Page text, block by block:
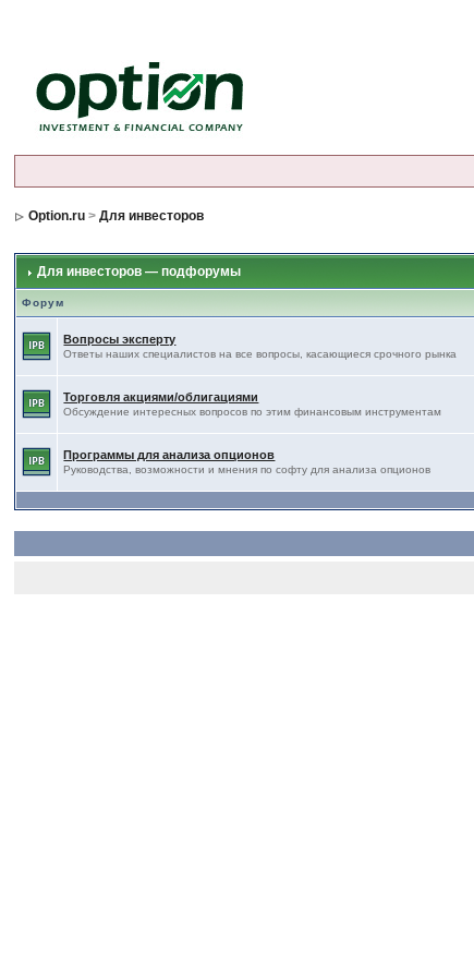
Option.ru >Для инвесторов
Для инвесторов — подфорумы
Форум
Вопросы эксперту
Ответы наших специалистов на все вопросы, касающиеся срочного рынка
Торговля акциями/облигациями
Обсуждение интересных вопросов по этим финансовым инструментам
Программы для анализа опционов
Руководства, возможности и мнения по софту для анализа опционов